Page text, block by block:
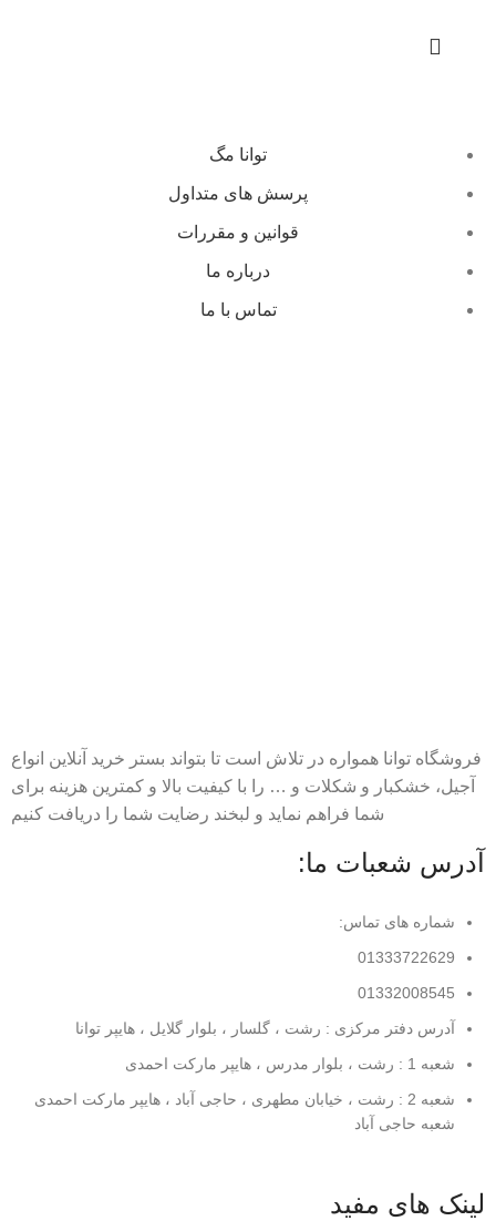
توانا مگ
پرسش های متداول
قوانین و مقررات
درباره ما
تماس با ما
فروشگاه توانا همواره در تلاش است تا بتواند بستر خرید آنلاین انواع
آجیل، خشکبار و شکلات و … را با کیفیت بالا و کمترین هزینه برای
شما فراهم نماید و لبخند رضایت شما را دریافت کنیم
آدرس شعبات ما:
شماره های تماس:
01333722629
01332008545
آدرس دفتر مرکزی : رشت ، گلسار ، بلوار گلایل ، هایپر توانا
شعبه 1 : رشت ، بلوار مدرس ، هایپر مارکت احمدی
شعبه 2 : رشت ، خیابان مطهری ، حاجی آباد ، هایپر مارکت احمدی
شعبه حاجی آباد
لینک های مفید